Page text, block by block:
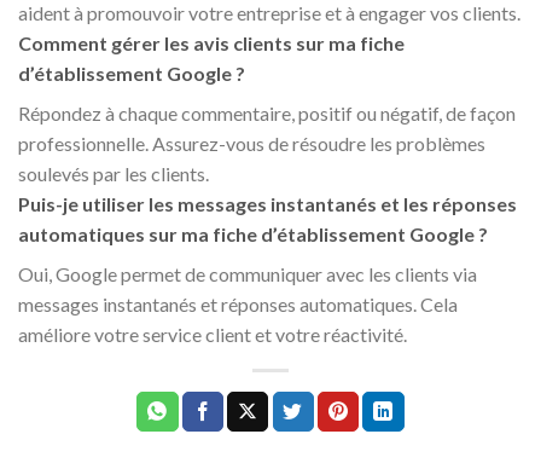
aident à promouvoir votre entreprise et à engager vos clients.
Comment gérer les avis clients sur ma fiche
d’établissement Google ?
Répondez à chaque commentaire, positif ou négatif, de façon
professionnelle. Assurez-vous de résoudre les problèmes
soulevés par les clients.
Puis-je utiliser les messages instantanés et les réponses
automatiques sur ma fiche d’établissement Google ?
Oui, Google permet de communiquer avec les clients via
messages instantanés et réponses automatiques. Cela
améliore votre service client et votre réactivité.